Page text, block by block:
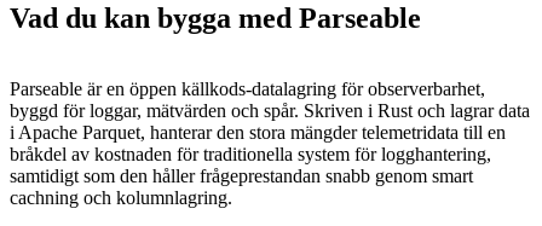
Vad du kan bygga med Parseable
Parseable är en öppen källkods-datalagring för observerbarhet,
byggd för loggar, mätvärden och spår. Skriven i Rust och lagrar data
i Apache Parquet, hanterar den stora mängder telemetridata till en
bråkdel av kostnaden för traditionella system för logghantering,
samtidigt som den håller frågeprestandan snabb genom smart
cachning och kolumnlagring.